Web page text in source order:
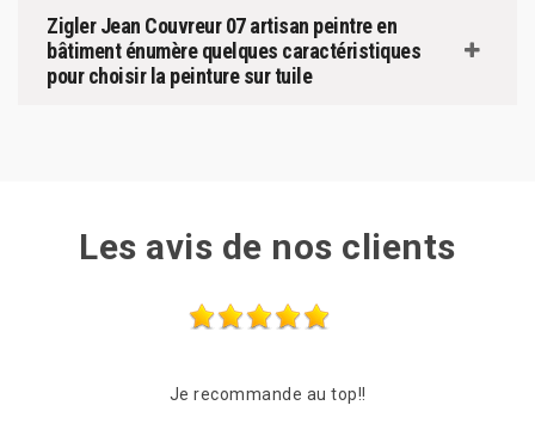
Zigler Jean Couvreur 07 artisan peintre en
bâtiment énumère quelques caractéristiques
pour choisir la peinture sur tuile
Les avis de nos clients
Entreprise très sérieuse Très rapide et à l’écoute Très